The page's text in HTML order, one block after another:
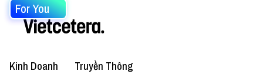
For You
Kinh Doanh Truyền Thông